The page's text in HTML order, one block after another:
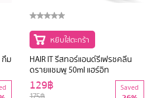
กึม
หยิบใส่ตะกร้า
HAIR IT รีสทอร์แอนด์รีเฟรชคลีน
ดรายแชมพู 50ml แฮร์อิท
129฿ Saved